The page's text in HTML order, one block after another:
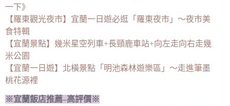
一下》
【羅東觀光夜市】宜蘭一日遊必逛「羅東夜市」～夜市美
食特輯
【宜蘭景點】幾米星空列車+長頸鹿車站+向左走向右走幾
米公園
【宜蘭一日遊】北橫景點「明池森林遊樂區」～走進筆墨
桃花源裡
※宜蘭飯店推薦–高評價※